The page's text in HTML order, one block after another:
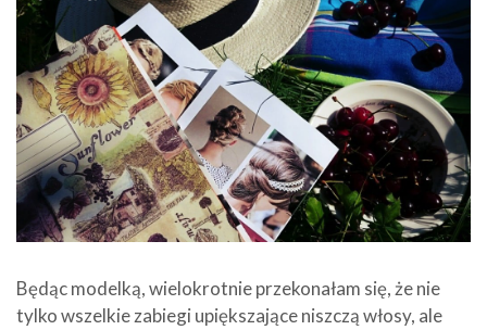
Będąc modelką, wielokrotnie przekonałam się, że nie
tylko wszelkie zabiegi upiększające niszczą włosy, ale